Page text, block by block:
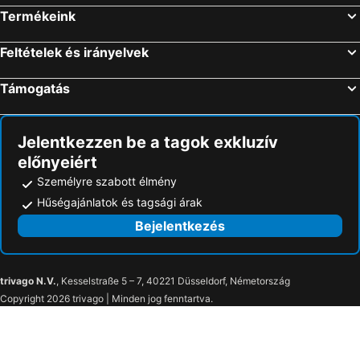
Málaga, Andalúzia Szállás
Benidorm, Valencia Szállás
Can Picafort, Baleár-szigetek Szállás
Termékeink
Feltételek és irányelvek
Támogatás
Jelentkezzen be a tagok exkluzív
előnyeiért
Személyre szabott élmény
Hűségajánlatok és tagsági árak
Bejelentkezés
trivago N.V., Kesselstraße 5 – 7, 40221 Düsseldorf, Németország
Copyright 2026 trivago | Minden jog fenntartva.